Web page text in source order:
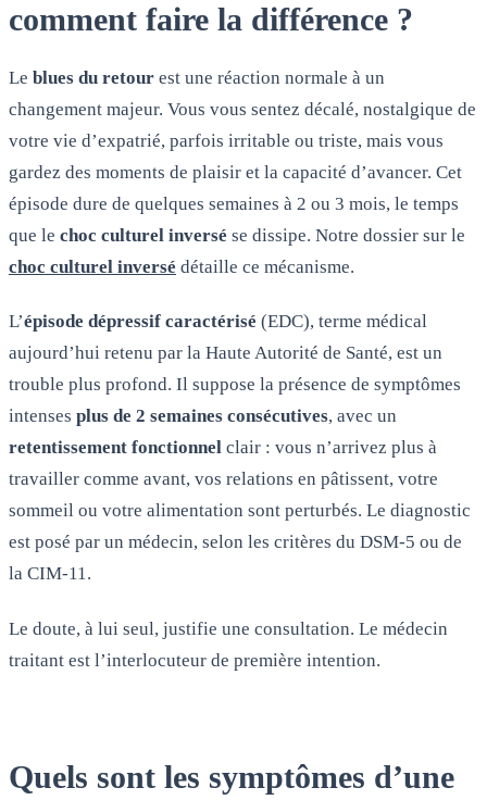
comment faire la différence ?
Le blues du retour est une réaction normale à un
changement majeur. Vous vous sentez décalé, nostalgique de
votre vie d’expatrié, parfois irritable ou triste, mais vous
gardez des moments de plaisir et la capacité d’avancer. Cet
épisode dure de quelques semaines à 2 ou 3 mois, le temps
que le choc culturel inversé se dissipe. Notre dossier sur le
choc culturel inversé détaille ce mécanisme.
L’épisode dépressif caractérisé (EDC), terme médical
aujourd’hui retenu par la Haute Autorité de Santé, est un
trouble plus profond. Il suppose la présence de symptômes
intenses plus de 2 semaines consécutives, avec un
retentissement fonctionnel clair : vous n’arrivez plus à
travailler comme avant, vos relations en pâtissent, votre
sommeil ou votre alimentation sont perturbés. Le diagnostic
est posé par un médecin, selon les critères du DSM-5 ou de
la CIM-11.
Le doute, à lui seul, justifie une consultation. Le médecin
traitant est l’interlocuteur de première intention.
Quels sont les symptômes d’une